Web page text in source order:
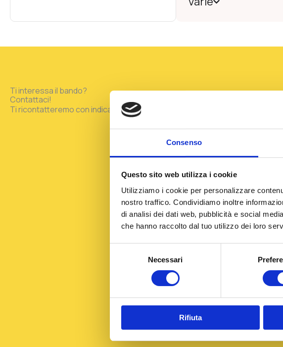
Consenso
Questo sito web utilizza i cookie
Utilizziamo i cookie per personalizzare
nostro traffico. Condividiamo inoltre
di analisi dei dati web, pubblicità e social
che hanno raccolto dal tuo utilizzo dei loro
Necessari
Rifiuta
Ti interessa il bando?
Contattaci!
Ti ricontatteremo con indicazioni utili e approfondimenti mirati.